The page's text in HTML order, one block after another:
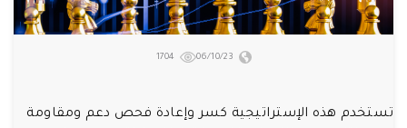
06/10/23
1704
تستخدم هذه الإستراتيجية كسر وإعادة فحص دعم ومقاومة